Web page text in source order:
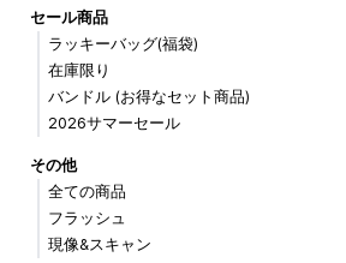
セール商品
ラッキーバッグ(福袋)
在庫限り
バンドル (お得なセット商品)
2026サマーセール
その他
全ての商品
フラッシュ
現像&スキャン